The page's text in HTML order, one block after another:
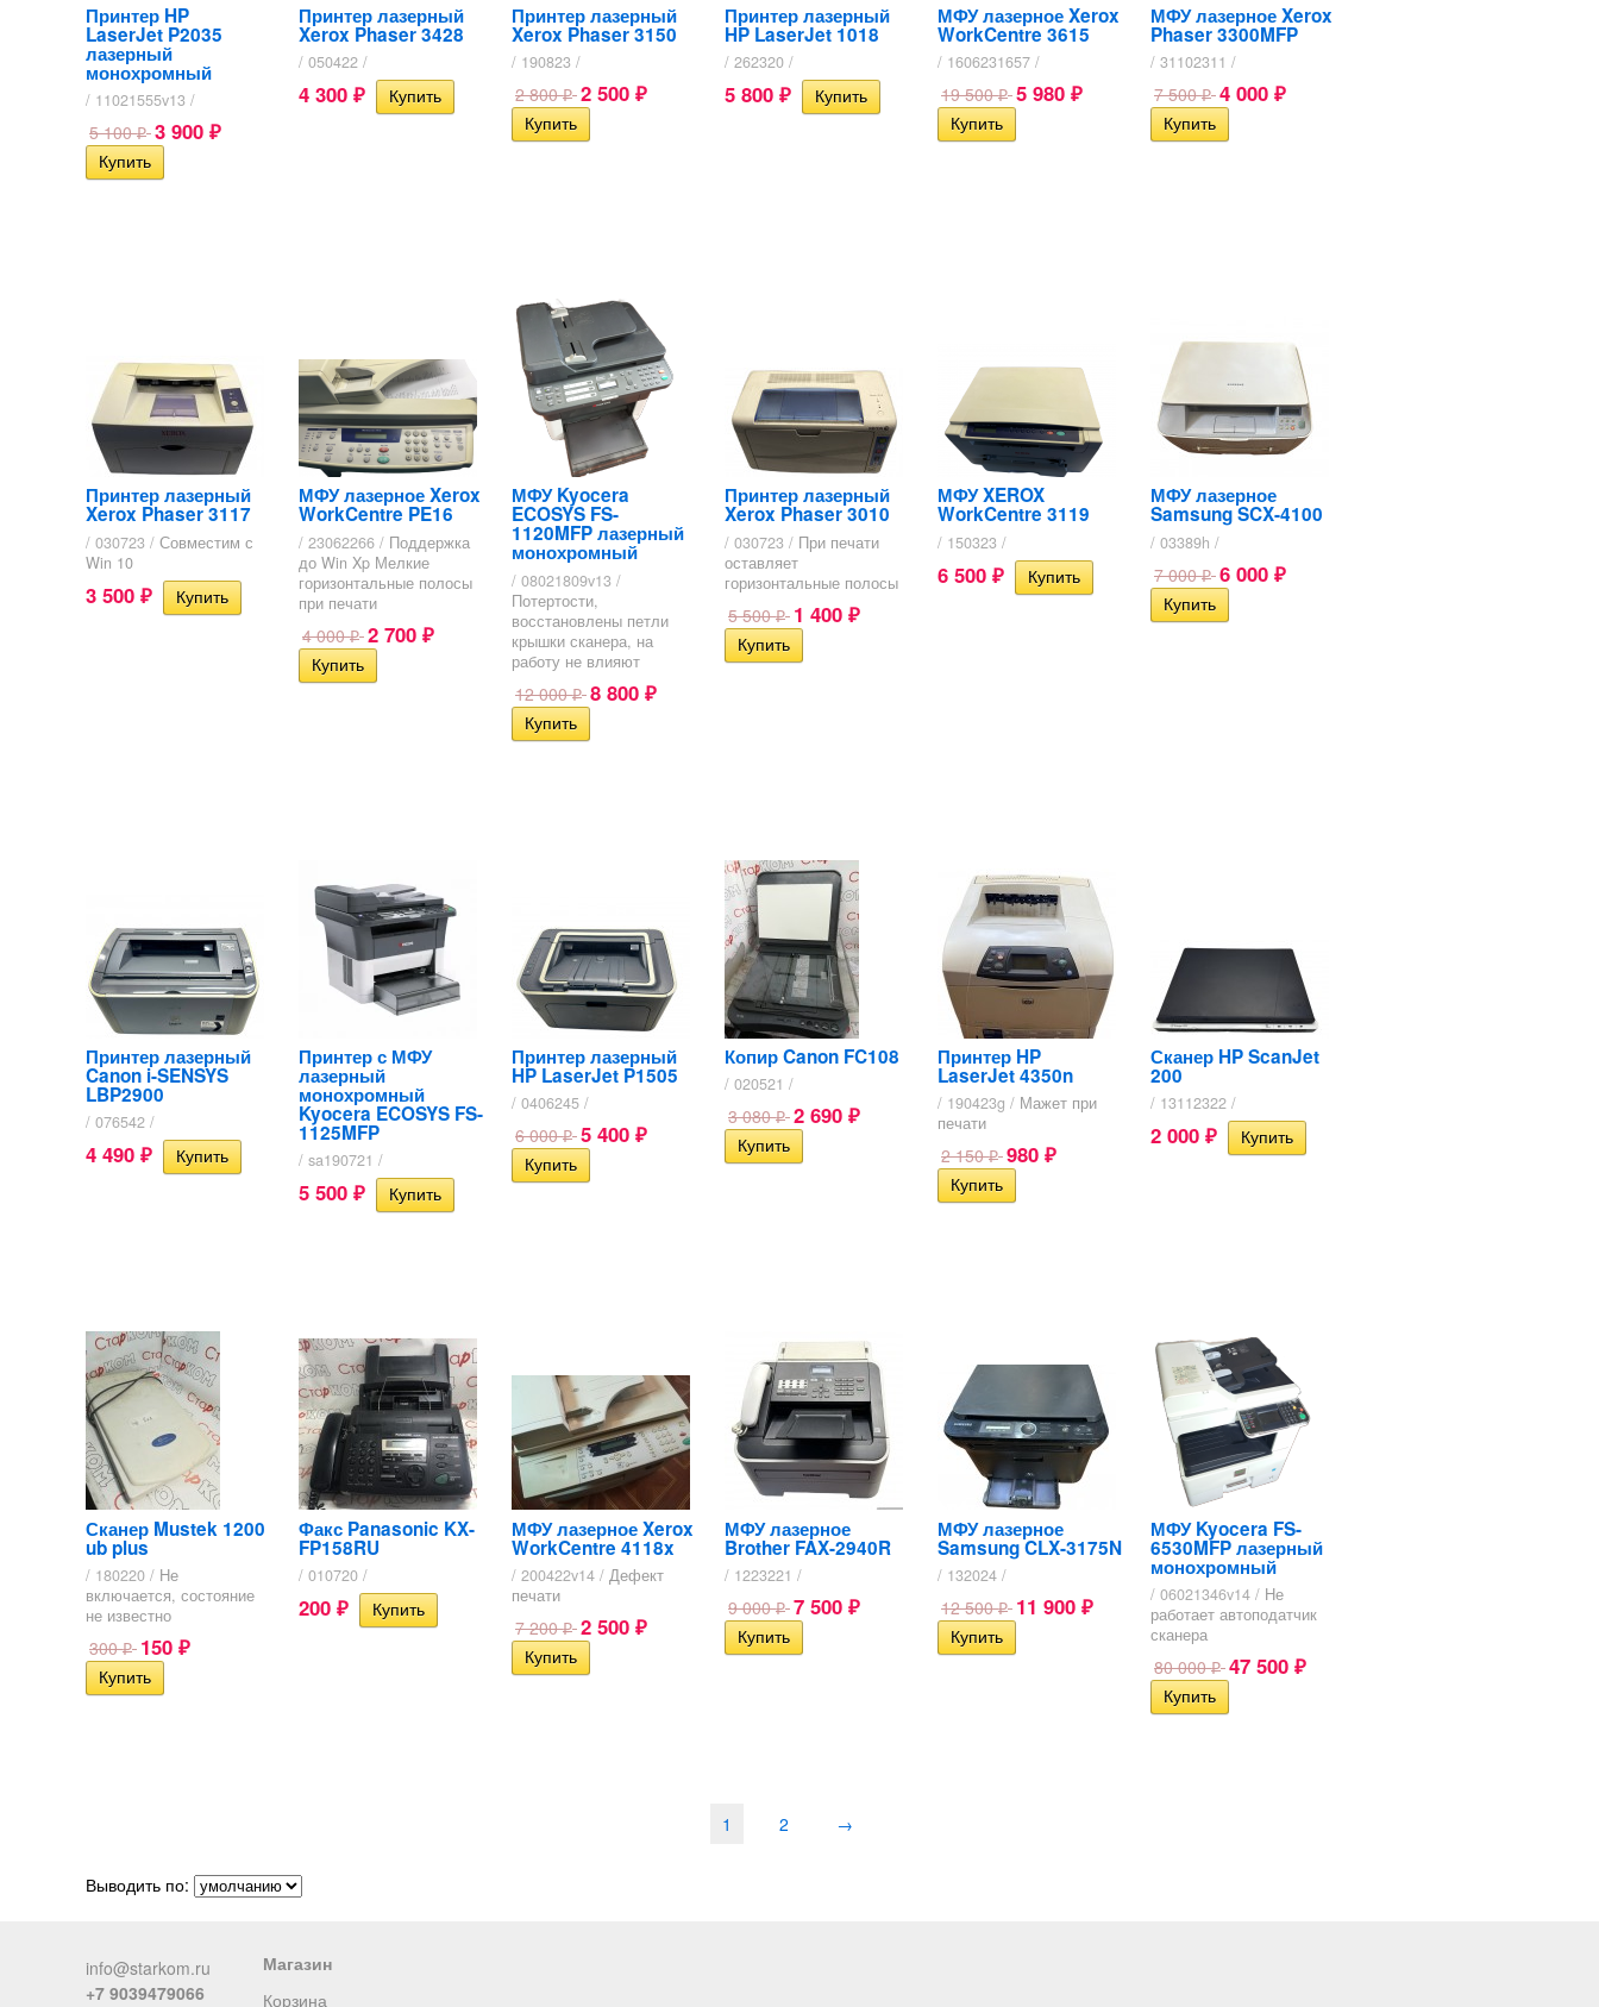
Принтер HP
LaserJet P2035
лазерный
монохромный
/ 11021555v13 /
5 100₽ 3 900 ₽
Принтер лазерный
Xerox Phaser 3428
/ 050422 /
4 300 ₽
Принтер лазерный
Xerox Phaser 3150
/ 190823 /
2 800₽ 2 500 ₽
Принтер лазерный
HP LaserJet 1018
/ 262320 /
5 800 ₽
МФУ лазерное Xerox
WorkCentre 3615
/ 1606231657 /
19 500₽ 5 980 ₽
МФУ лазерное Xerox
Phaser 3300MFP
/ 31102311 /
7 500₽ 4 000 ₽
Принтер лазерный
Xerox Phaser 3117
/ 030723 / Совместим с
Win 10
3 500 ₽
МФУ лазерное Xerox
WorkCentre PE16
/ 23062266 / Поддержка
до Win Xp Мелкие
горизонтальные полосы
при печати
4 000₽ 2 700 ₽
МФУ Kyocera
ECOSYS FS-
1120MFP лазерный
монохромный
/ 08021809v13 /
Потертости,
восстановлены петли
крышки сканера, на
работу не влияют
12 000₽ 8 800 ₽
Принтер лазерный
Xerox Phaser 3010
/ 030723 / При печати
оставляет
горизонтальные полосы
5 500₽ 1 400 ₽
МФУ XEROX
WorkCentre 3119
/ 150323 /
6 500 ₽
МФУ лазерное
Samsung SCX-4100
/ 03389h /
7 000₽ 6 000 ₽
Принтер лазерный
Canon i-SENSYS
LBP2900
/ 076542 /
4 490 ₽
Принтер с МФУ
лазерный
монохромный
Kyocera ECOSYS FS-
1125MFP
/ sa190721 /
5 500 ₽
Принтер лазерный
HP LaserJet P1505
/ 0406245 /
6 000₽ 5 400 ₽
Копир Canon FC108
/ 020521 /
3 080₽ 2 690 ₽
Принтер HP
LaserJet 4350n
/ 190423g / Мажет при
печати
2 150₽ 980 ₽
Сканер HP ScanJet
200
/ 13112322 /
2 000 ₽
Сканер Mustek 1200
ub plus
/ 180220 / Не
включается, состояние
не известно
300₽ 150 ₽
Факс Panasonic KX-
FP158RU
/ 010720 /
200 ₽
МФУ лазерное Xerox
WorkCentre 4118x
/ 200422v14 / Дефект
печати
7 200₽ 2 500 ₽
МФУ лазерное
Brother FAX-2940R
/ 1223221 /
9 000₽ 7 500 ₽
МФУ лазерное
Samsung CLX-3175N
/ 132024 /
12 500₽ 11 900 ₽
МФУ Kyocera FS-
6530MFP лазерный
монохромный
/ 06021346v14 / Не
работает автоподатчик
сканера
80 000₽ 47 500 ₽
1 2 →
Выводить по:
info@starkom.ru
+7 9039479066
Магазин
Корзина